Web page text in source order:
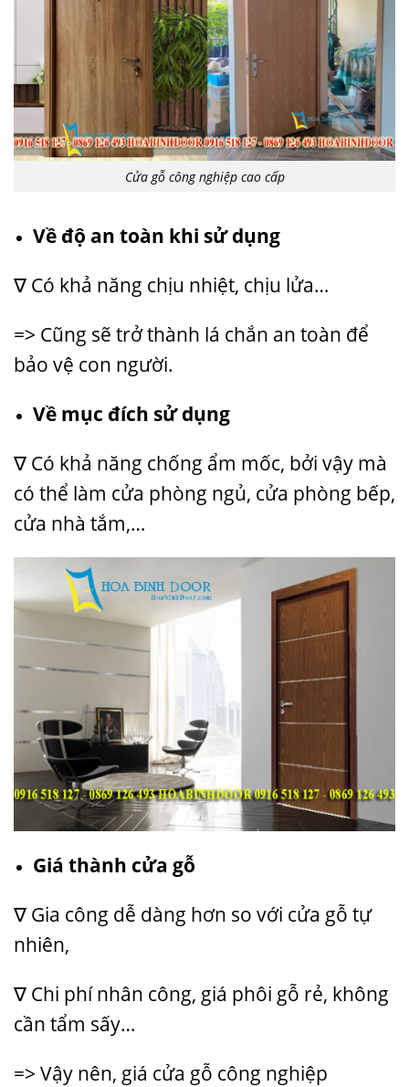
Cửa gỗ công nghiệp cao cấp
Về độ an toàn khi sử dụng
∇ Có khả năng chịu nhiệt, chịu lửa…
=> Cũng sẽ trở thành lá chắn an toàn để
bảo vệ con người.
Về mục đích sử dụng
∇ Có khả năng chống ẩm mốc, bởi vậy mà
có thể làm cửa phòng ngủ, cửa phòng bếp,
cửa nhà tắm,…
Giá thành cửa gỗ
∇ Gia công dễ dàng hơn so với cửa gỗ tự
nhiên,
∇ Chi phí nhân công, giá phôi gỗ rẻ, không
cần tẩm sấy…
=> Vậy nên, giá cửa gỗ công nghiệp